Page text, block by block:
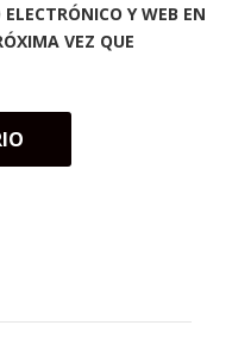
Y WEB EN
VEZ QUE